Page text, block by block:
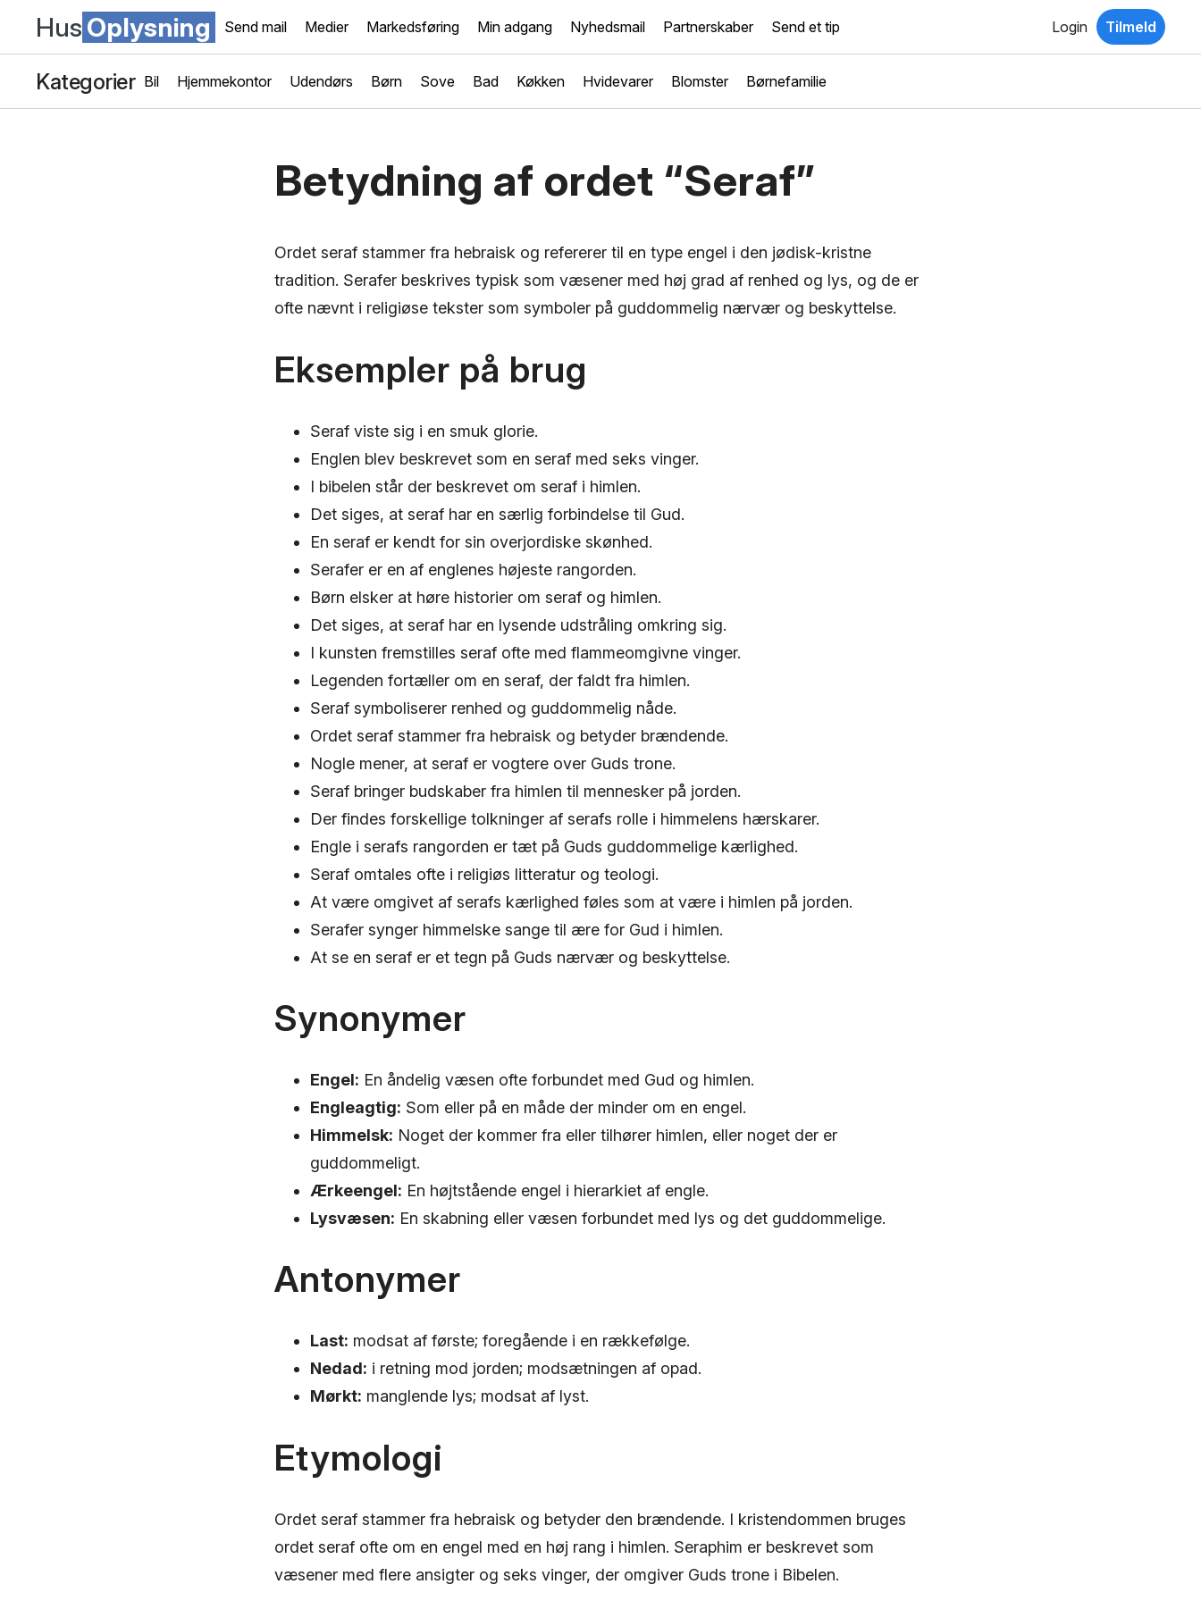
Hus Oplysning Send mail Medier Markedsføring Min adgang Nyhedsmail Partnerskaber Send et tip Login Tilmeld
Kategorier Bil Hjemmekontor Udendørs Børn Sove Bad Køkken Hvidevarer Blomster Børnefamilie
Betydning af ordet “Seraf”
Ordet seraf stammer fra hebraisk og refererer til en type engel i den jødisk-kristne
tradition. Serafer beskrives typisk som væsener med høj grad af renhed og lys, og de er
ofte nævnt i religiøse tekster som symboler på guddommelig nærvær og beskyttelse.
Eksempler på brug
Seraf viste sig i en smuk glorie.
Englen blev beskrevet som en seraf med seks vinger.
I bibelen står der beskrevet om seraf i himlen.
Det siges, at seraf har en særlig forbindelse til Gud.
En seraf er kendt for sin overjordiske skønhed.
Serafer er en af englenes højeste rangorden.
Børn elsker at høre historier om seraf og himlen.
Det siges, at seraf har en lysende udstråling omkring sig.
I kunsten fremstilles seraf ofte med flammeomgivne vinger.
Legenden fortæller om en seraf, der faldt fra himlen.
Seraf symboliserer renhed og guddommelig nåde.
Ordet seraf stammer fra hebraisk og betyder brændende.
Nogle mener, at seraf er vogtere over Guds trone.
Seraf bringer budskaber fra himlen til mennesker på jorden.
Der findes forskellige tolkninger af serafs rolle i himmelens hærskarer.
Engle i serafs rangorden er tæt på Guds guddommelige kærlighed.
Seraf omtales ofte i religiøs litteratur og teologi.
At være omgivet af serafs kærlighed føles som at være i himlen på jorden.
Serafer synger himmelske sange til ære for Gud i himlen.
At se en seraf er et tegn på Guds nærvær og beskyttelse.
Synonymer
Engel: En åndelig væsen ofte forbundet med Gud og himlen.
Engleagtig: Som eller på en måde der minder om en engel.
Himmelsk: Noget der kommer fra eller tilhører himlen, eller noget der er
guddommeligt.
Ærkeengel: En højtstående engel i hierarkiet af engle.
Lysvæsen: En skabning eller væsen forbundet med lys og det guddommelige.
Antonymer
Last: modsat af første; foregående i en rækkefølge.
Nedad: i retning mod jorden; modsætningen af opad.
Mørkt: manglende lys; modsat af lyst.
Etymologi
Ordet seraf stammer fra hebraisk og betyder den brændende. I kristendommen bruges
ordet seraf ofte om en engel med en høj rang i himlen. Seraphim er beskrevet som
væsener med flere ansigter og seks vinger, der omgiver Guds trone i Bibelen.